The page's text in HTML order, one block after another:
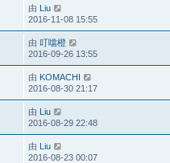
由 Liu
2016-11-08 15:55
由 叮噹橙
2016-09-26 13:55
由 KOMACHI
2016-08-30 21:17
由 Liu
2016-08-29 22:48
由 Liu
2016-08-23 00:07